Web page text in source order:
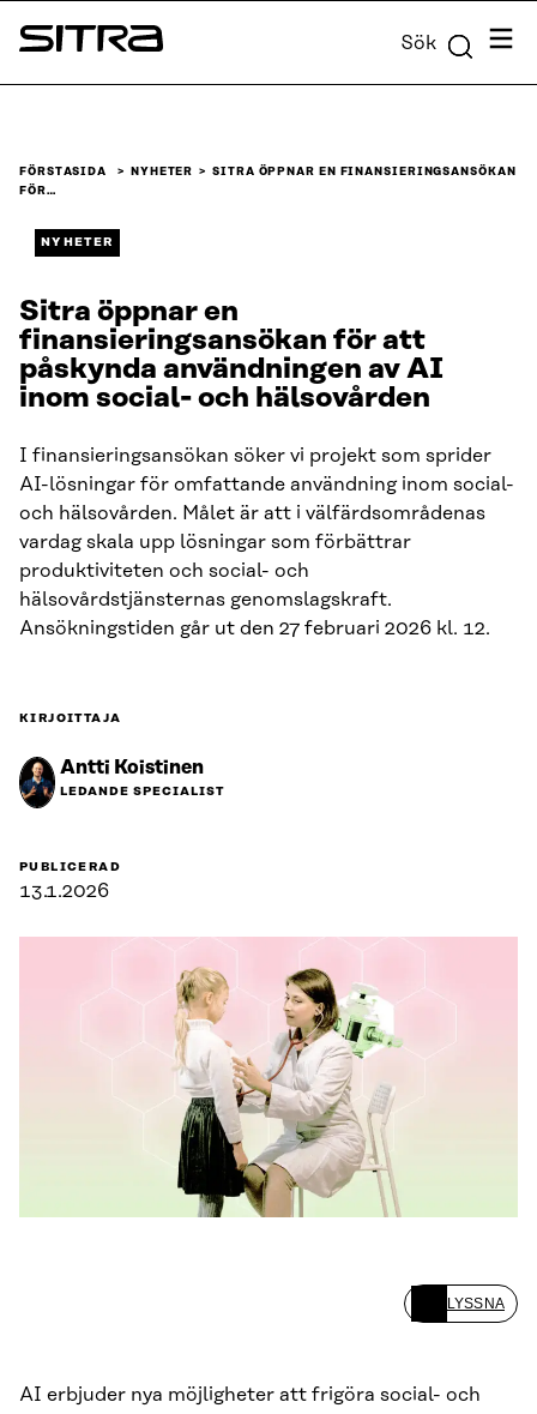
Skip to
content
Sitra Sök Meny
FÖRSTASIDA NYHETER
SITRA ÖPPNAR EN FINANSIERINGSANSÖKAN
FÖR…
NYHETER
Sitra öppnar en
finansieringsansökan för att
påskynda användningen av AI
inom social- och hälsovården
I finansieringsansökan söker vi projekt som sprider
AI-lösningar för omfattande användning inom social-
och hälsovården. Målet är att i välfärdsområdenas
vardag skala upp lösningar som förbättrar
produktiviteten och social- och
hälsovårdstjänsternas genomslagskraft.
Ansökningstiden går ut den 27 februari 2026 kl. 12.
KIRJOITTAJA
Antti Koistinen
LEDANDE SPECIALIST
PUBLICERAD
13.1.2026
LYSSNA
AI erbjuder nya möjligheter att frigöra social- och